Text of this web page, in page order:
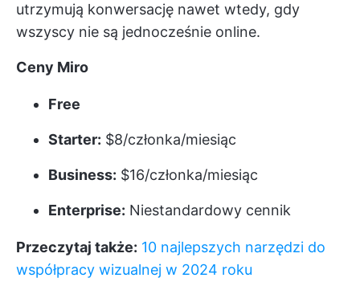
utrzymują konwersację nawet wtedy, gdy
wszyscy nie są jednocześnie online.
Ceny Miro
Free
Starter: $8/członka/miesiąc
Business: $16/członka/miesiąc
Enterprise: Niestandardowy cennik
Przeczytaj także: 10 najlepszych narzędzi do
współpracy wizualnej w 2024 roku